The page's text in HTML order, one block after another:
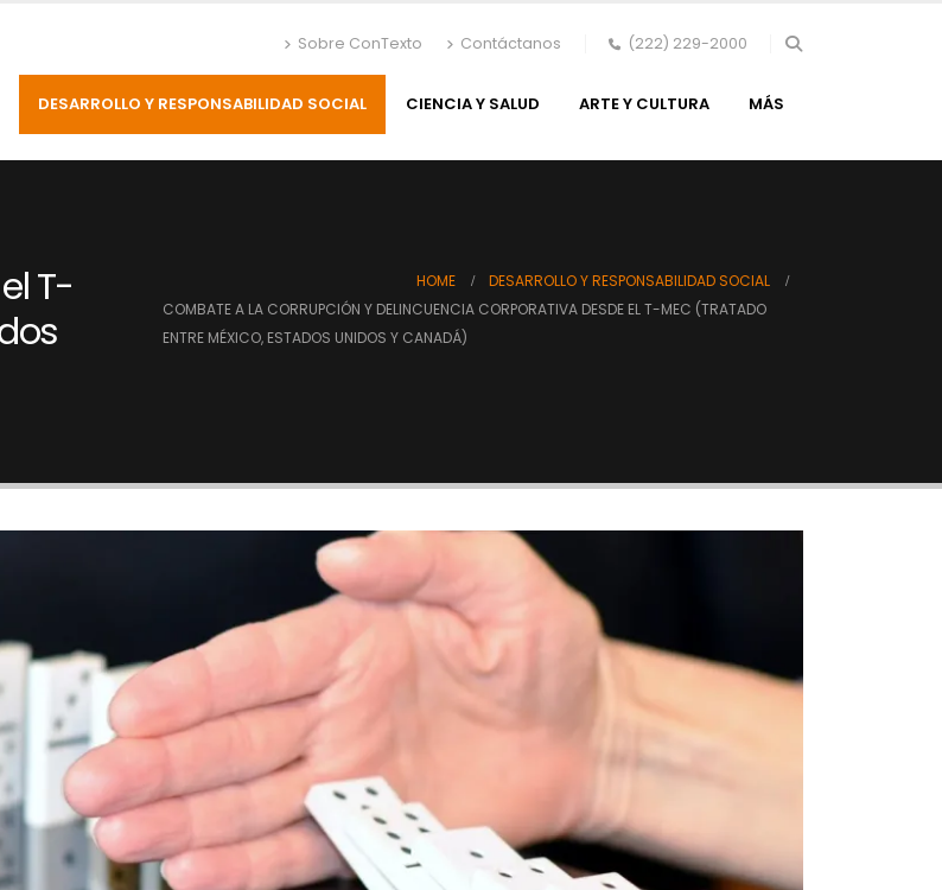
Sobre ConTexto Contáctanos (222) 229-2000
DESARROLLO Y RESPONSABILIDAD SOCIAL CIENCIA Y SALUD ARTE Y CULTURA MÁS
T-
HOME
DESARROLLO Y RESPONSABILIDAD SOCIAL
COMBATE A LA CORRUPCIÓN Y DELINCUENCIA CORPORATIVA DESDE EL T-MEC (TRATADO
ENTRE MÉXICO, ESTADOS UNIDOS Y CANADÁ)